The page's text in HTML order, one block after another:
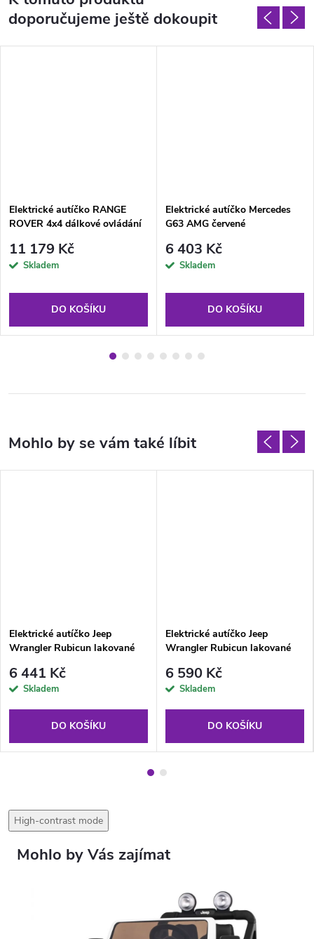
doporučujeme ještě dokoupit
Elektrické autíčko RANGE
ROVER 4x4 dálkové ovládání
11 179 Kč
Skladem
DO KOŠÍKU
Elektrické autíčko Mercedes
G63 AMG červené
6 403 Kč
Skladem
DO KOŠÍKU
Elektrické autíčko Jeep
Wrangler Rubicun lakované
6 441 Kč
Skladem
DO KOŠÍKU
Elektrické autíčko Jeep
Wrangler Rubicun lakované
6 590 Kč
Skladem
DO KOŠÍKU
High-contrast mode